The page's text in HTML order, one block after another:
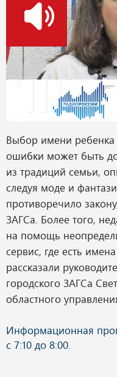
Выбор имени ребенка
ошибки может быть
из традиций семьи,
следуя моде и
противоречило
ЗАГСа. Более того,
на помощь
сервис, где есть
рассказали
городского ЗАГСа
областного